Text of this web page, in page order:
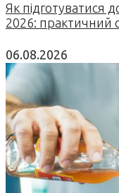
Як підготуватися
2026: практичний
06.08.2026